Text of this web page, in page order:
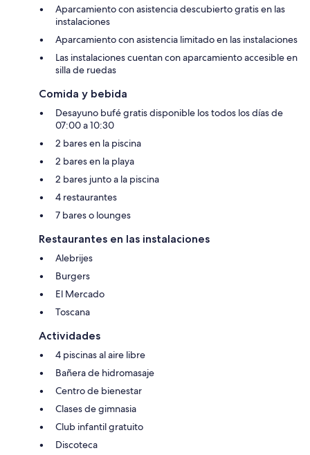
Aparcamiento con asistencia descubierto gratis en las
instalaciones
Aparcamiento con asistencia limitado en las instalaciones
Las instalaciones cuentan con aparcamiento accesible en
silla de ruedas
Comida y bebida
Desayuno bufé gratis disponible los todos los días de
07:00 a 10:30
2 bares en la piscina
2 bares en la playa
2 bares junto a la piscina
4 restaurantes
7 bares o lounges
Restaurantes en las instalaciones
Alebrijes
Burgers
El Mercado
Toscana
Actividades
4 piscinas al aire libre
Bañera de hidromasaje
Centro de bienestar
Clases de gimnasia
Club infantil gratuito
Discoteca